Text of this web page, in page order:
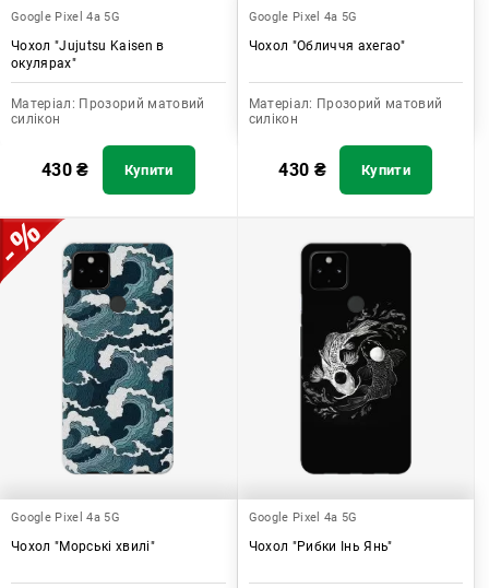
Google Pixel 4a 5G
Чохол "Jujutsu Kaisen в
окулярах"
Матеріал: Прозорий матовий
силікон
430₴ Купити
Google Pixel 4a 5G
Чохол "Обличчя ахегао"
Матеріал: Прозорий матовий
силікон
430 ₴ Купити
Google Pixel 4a 5G
Чохол "Морські хвилі"
Google Pixel 4a 5G
Чохол "Рибки Інь Янь"